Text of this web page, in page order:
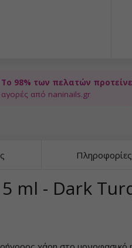
Το 98% των πελατών
αγορές από naninails.gr
5 ml - Dark